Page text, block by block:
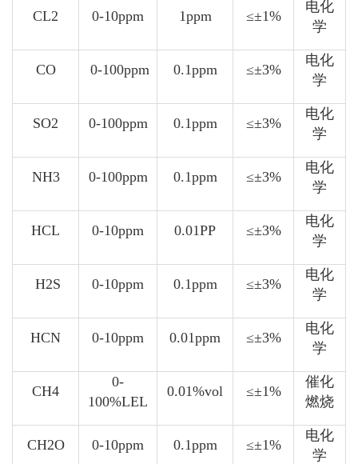
CL2 0-10ppm 1ppm ≤±1%
电化
学
CO 0-100ppm 0.1ppm ≤±3%
电化
学
SO2 0-100ppm 0.1ppm ≤±3%
电化
学
NH3 0-100ppm 0.1ppm ≤±3%
电化
学
HCL 0-10ppm 0.01PP ≤±3%
电化
学
H2S 0-10ppm 0.1ppm ≤±3%
电化
学
HCN 0-10ppm 0.01ppm ≤±3%
电化
学
CH4
0-
100%LEL
0.01%vol ≤±1%
催化
燃烧
CH2O 0-10ppm 0.1ppm ≤±1%
电化
学